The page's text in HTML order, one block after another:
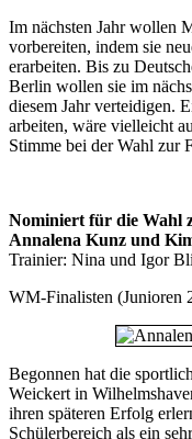
Im nächsten Jahr wollen
vorbereiten, indem sie
erarbeiten. Bis zu
Berlin wollen sie im
diesem Jahr verteidigen.
arbeiten, wäre vielleicht
Stimme bei der Wahl zur
Nominiert für die Wahl
Annalena Kunz und
Trainier: Nina und Igor
WM-Finalisten (Junioren
Begonnen hat die
Weickert in
ihren späteren Erfolg
Schülerbereich als ein